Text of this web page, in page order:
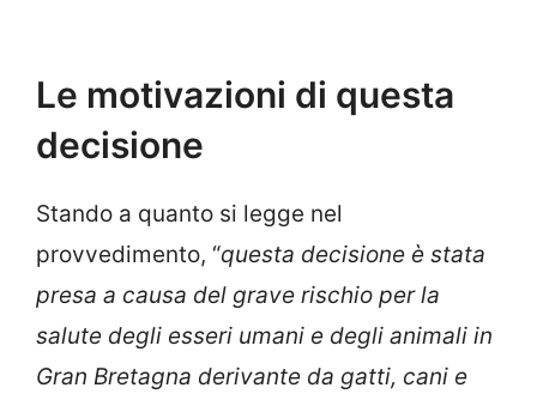
Le motivazioni di questa
decisione
Stando a quanto si legge nel
provvedimento, “questa decisione è stata
presa a causa del grave rischio per la
salute degli esseri umani e degli animali in
Gran Bretagna derivante da gatti, cani e